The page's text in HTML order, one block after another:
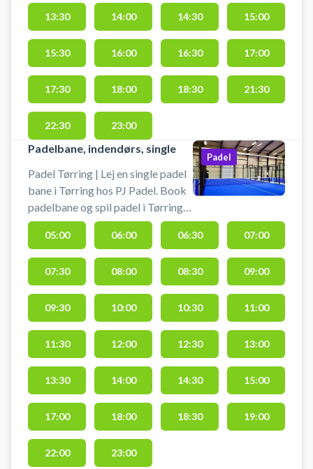
Tour.13:30 14:00 14:30 15:00
15:30 16:00 16:30 17:00
17:30 18:00 18:30 21:30
22:30 23:00
Padelbane, indendørs, single
Padel Tørring | Lej en single padel
bane i Tørring hos PJ Padel. Book
padelbane og spil padel i Tørring
på PJ Padels indendørs
padelbaner. Padelbanen er til 2
personer på kunstgræsset Mondo
Supercourt XN, som bruges på
World Padel Tour.
Padel
05:00 06:00 06:30 07:00
07:30 08:00 08:30 09:00
09:30 10:00 10:30 11:00
11:30 12:00 12:30 13:00
13:30 14:00 14:30 15:00
17:00 18:00 18:30 19:00
22:00 23:00